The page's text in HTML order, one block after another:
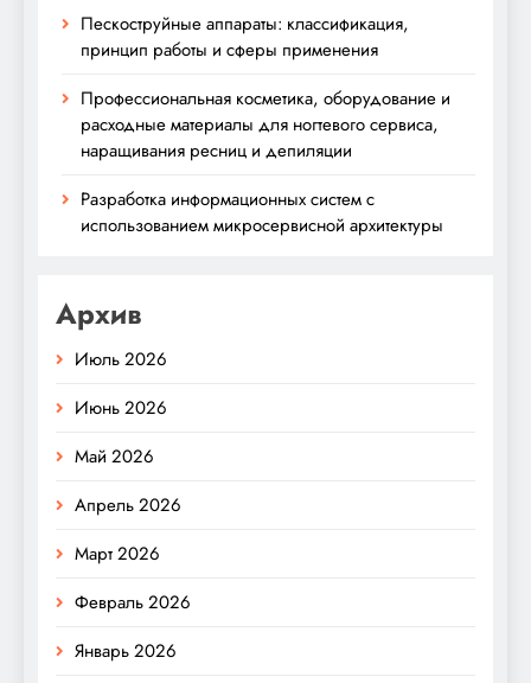
Пескоструйные аппараты: классификация,
принцип работы и сферы применения
Профессиональная косметика, оборудование и
расходные материалы для ногтевого сервиса,
наращивания ресниц и депиляции
Разработка информационных систем с
использованием микросервисной архитектуры
Архив
Июль 2026
Июнь 2026
Май 2026
Апрель 2026
Март 2026
Февраль 2026
Январь 2026